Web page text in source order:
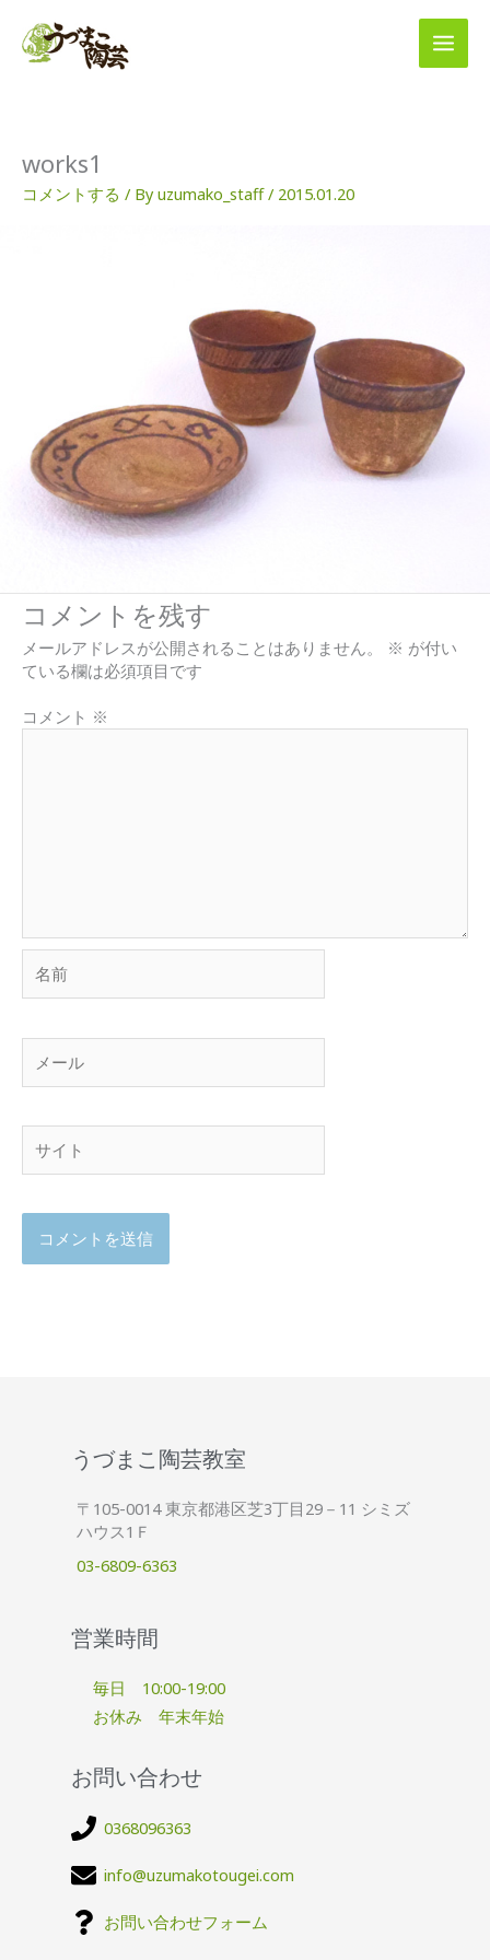
works1
コメントする / Byuzumako_staff/ 2015.01.20
コメントを残す
メールアドレスが公開されることはありません。 ※ が付い
ている欄は必須項目です
コメント ※
前
ー
ル
ト
うづまこ陶芸教室
〒105-0014 東京都港区芝3丁目29－11 シミズ
ハウス1Ｆ
03-6809-6363
営業時間
毎日 10:00-19:00
お休み 年末年始
お問い合わせ
0368096363
info@uzumakotougei.com
お問い合わせフォーム